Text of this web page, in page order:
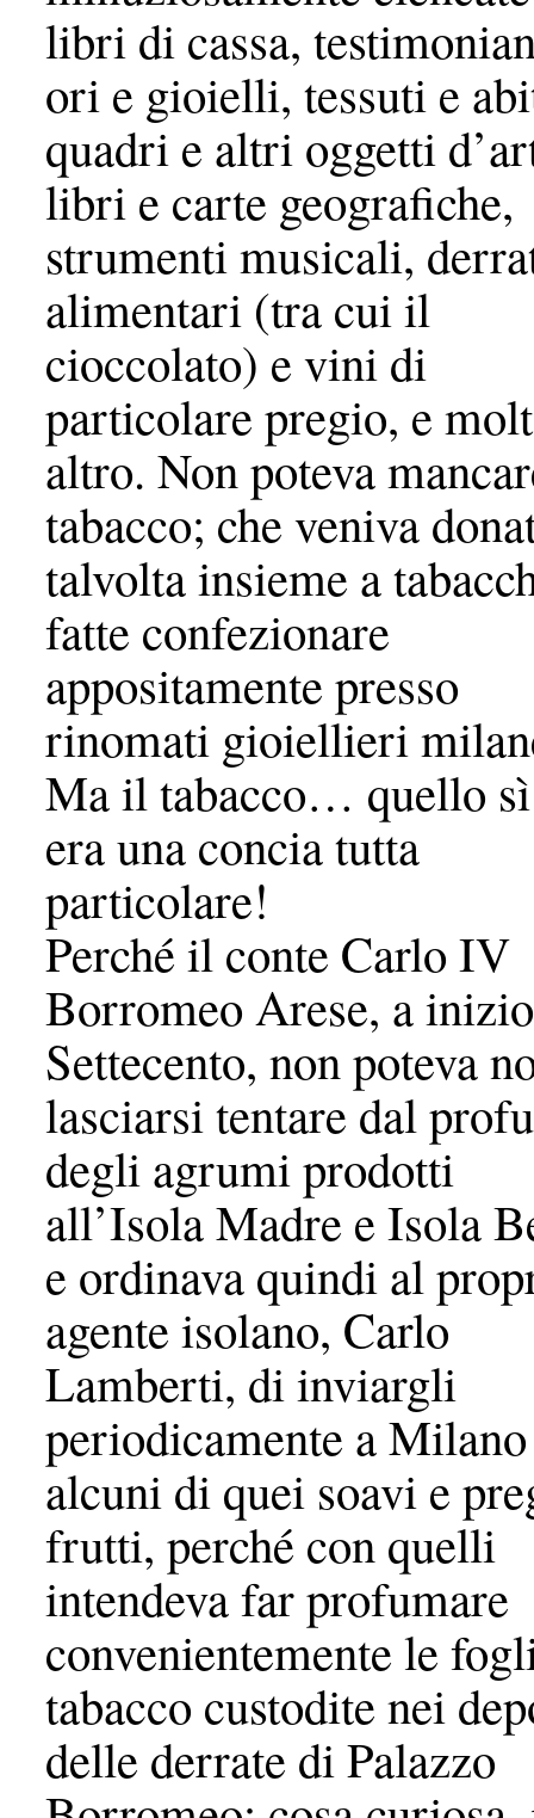
libri di cassa,
ori e gioielli, tessuti e
quadri e altri oggetti
libri e carte geografiche,
strumenti musicali,
alimentari (tra cui il
cioccolato) e vini di
particolare pregio, e
altro. Non poteva
tabacco; che veniva
talvolta insieme a
fatte confezionare
appositamente presso
rinomati gioiellieri
Ma il tabacco… quello
era una concia tutta
particolare!
Perché il conte Carlo IV
Borromeo Arese, a inizio
Settecento, non poteva
lasciarsi tentare dal
degli agrumi prodotti
all’Isola Madre e Isola
e ordinava quindi al
agente isolano, Carlo
Lamberti, di inviargli
periodicamente a Milano
alcuni di quei soavi e
frutti, perché con quelli
intendeva far profumare
convenientemente le
tabacco custodite nei
delle derrate di Palazzo